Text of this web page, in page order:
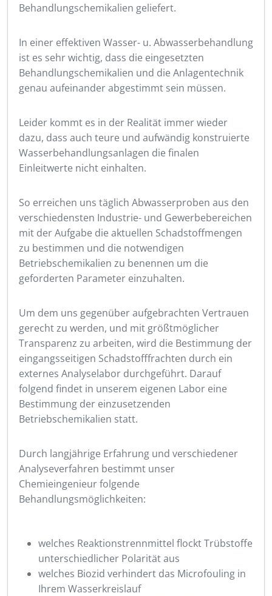
Behandlungschemikalien geliefert.
In einer effektiven Wasser- u. Abwasserbehandlung
ist es sehr wichtig, dass die eingesetzten
Behandlungschemikalien und die Anlagentechnik
genau aufeinander abgestimmt sein müssen.
Leider kommt es in der Realität immer wieder
dazu, dass auch teure und aufwändig konstruierte
Wasserbehandlungsanlagen die finalen
Einleitwerte nicht einhalten.
So erreichen uns täglich Abwasserproben aus den
verschiedensten Industrie- und Gewerbebereichen
mit der Aufgabe die aktuellen Schadstoffmengen
zu bestimmen und die notwendigen
Betriebschemikalien zu benennen um die
geforderten Parameter einzuhalten.
Um dem uns gegenüber aufgebrachten Vertrauen
gerecht zu werden, und mit größtmöglicher
Transparenz zu arbeiten, wird die Bestimmung der
eingangsseitigen Schadstofffrachten durch ein
externes Analyselabor durchgeführt. Darauf
folgend findet in unserem eigenen Labor eine
Bestimmung der einzusetzenden
Betriebschemikalien statt.
Durch langjährige Erfahrung und verschiedener
Analyseverfahren bestimmt unser
Chemieingenieur folgende
Behandlungsmöglichkeiten:
welches Reaktionstrennmittel flockt Trübstoffe
unterschiedlicher Polarität aus
welches Biozid verhindert das Microfouling in
Ihrem Wasserkreislauf